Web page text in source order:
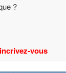
?
vous